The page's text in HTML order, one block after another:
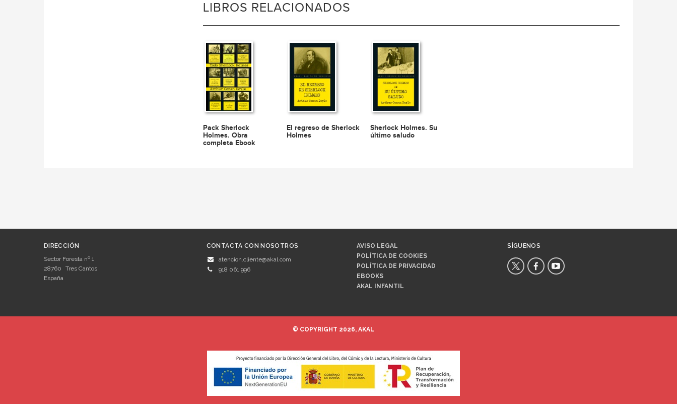
LIBROS RELACIONADOS
Pack Sherlock
Holmes. Obra
completa Ebook
El regreso de Sherlock
Holmes
Sherlock Holmes. Su
último saludo
DIRECCIÓN
Sector Foresta nº 1
28760
Tres Cantos
España
CONTACTA CON NOSOTROS
atencion.cliente@akal.com
918 061 996
AVISO LEGAL
POLÍTICA DE COOKIES
POLÍTICA DE PRIVACIDAD
EBOOKS
AKAL INFANTIL
SÍGUENOS
© COPYRIGHT 2026, AKAL